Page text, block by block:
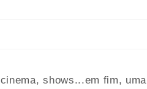
shows...em fim, uma